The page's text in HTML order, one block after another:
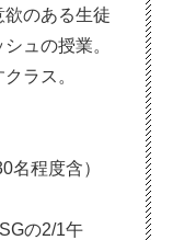
のある生徒
ュの授業。
ラス。
名程度含）
の2/1午